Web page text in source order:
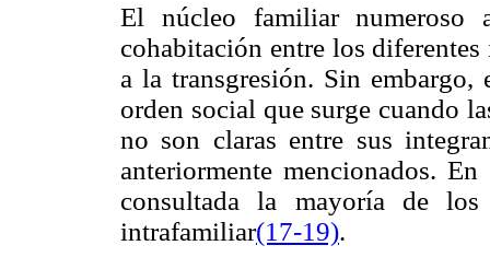
El núcleo familiar numeroso
cohabitación entre los
a la transgresión. Sin
orden social que surge cuando
no son claras entre sus
anteriormente mencionados.
consultada la mayoría de
intrafamiliar(17-19).